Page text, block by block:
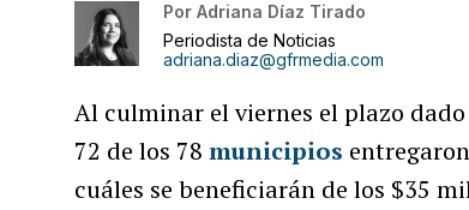
Por Adriana Díaz Tirado
Periodista de Noticias
adriana.diaz@gfrmedia.com
Al culminar el viernes el plazo
72 de los 78municipios
cuáles se beneficiarán de los $35